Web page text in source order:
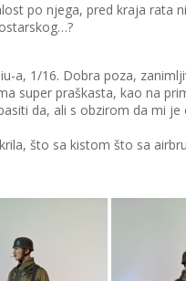
po njega, pred kraja rata
a, 1/16. Dobra poza,
super praškasta, kao na
da, ali s obzirom da mi
što sa kistom što sa